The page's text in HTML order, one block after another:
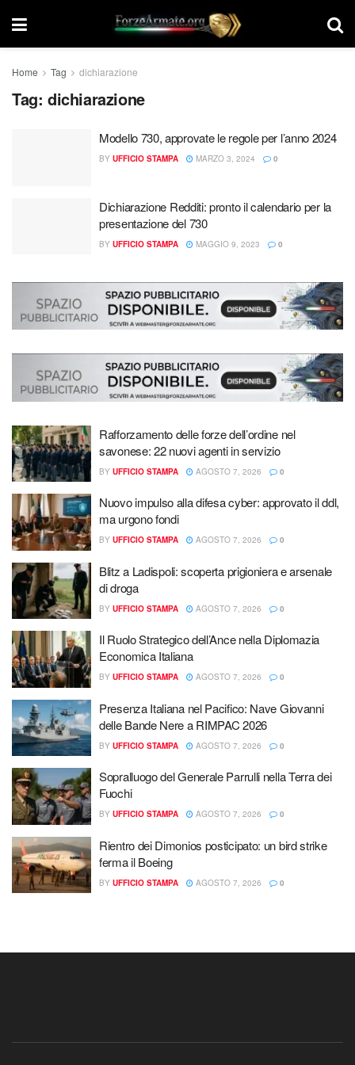
Home Tag dichiarazione
Tag: dichiarazione
Modello 730, approvate le regole per l’anno 2024
BY UFFICIO STAMPA MARZO 3, 2024 0
Dichiarazione Redditi: pronto il calendario per la
presentazione del 730
BY UFFICIO STAMPA MAGGIO 9, 2023 0
Rafforzamento delle forze dell’ordine nel
savonese: 22 nuovi agenti in servizio
BY UFFICIO STAMPA AGOSTO 7, 2026 0
Nuovo impulso alla difesa cyber: approvato il ddl,
ma urgono fondi
BY UFFICIO STAMPA AGOSTO 7, 2026 0
Blitz a Ladispoli: scoperta prigioniera e arsenale
di droga
BY UFFICIO STAMPA AGOSTO 7, 2026 0
Il Ruolo Strategico dell’Ance nella Diplomazia
Economica Italiana
BY UFFICIO STAMPA AGOSTO 7, 2026 0
Presenza Italiana nel Pacifico: Nave Giovanni
delle Bande Nere a RIMPAC 2026
BY UFFICIO STAMPA AGOSTO 7, 2026 0
Sopralluogo del Generale Parrulli nella Terra dei
Fuochi
BY UFFICIO STAMPA AGOSTO 7, 2026 0
Rientro dei Dimonios posticipato: un bird strike
ferma il Boeing
BY UFFICIO STAMPA AGOSTO 7, 2026 0